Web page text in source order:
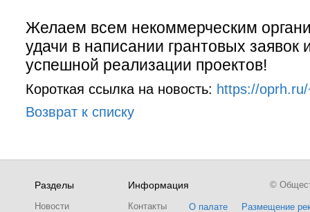
Желаем всем некоммерческим
удачи в написании грантовых
успешной реализации проектов!
Короткая ссылка на новость: https://
Возврат к списку
Разделы
Новости
Информация
Контакты О палате Размещение
©